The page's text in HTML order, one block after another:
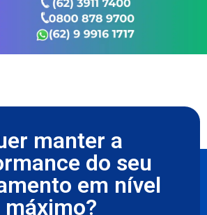
manter a
do seu
em nível
máximo?